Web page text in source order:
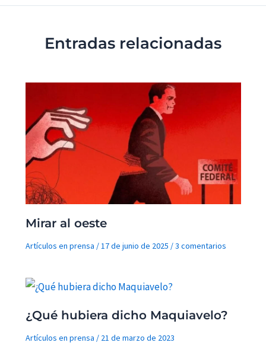
Entradas relacionadas
Mirar al oeste
Artículos en prensa / 17 de junio de 2025 /3 comentarios
¿Qué hubiera dicho Maquiavelo?
Artículos en prensa / 21 de marzo de 2023